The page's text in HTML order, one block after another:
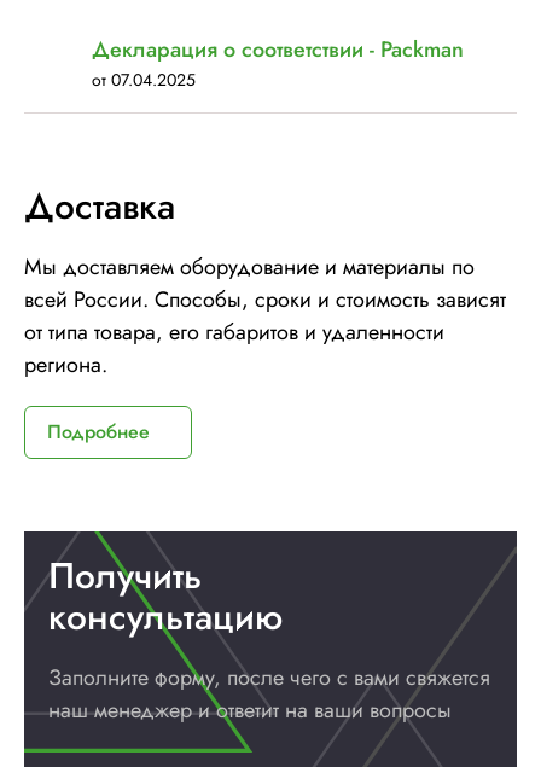
Декларация о соответствии - Packman
от 07.04.2025
Доставка
Мы доставляем оборудование и материалы по
всей России. Способы, сроки и стоимость зависят
от типа товара, его габаритов и удаленности
региона.
Подробнее
Получить
консультацию
Заполните форму, после чего с вами свяжется
наш менеджер и ответит на ваши вопросы